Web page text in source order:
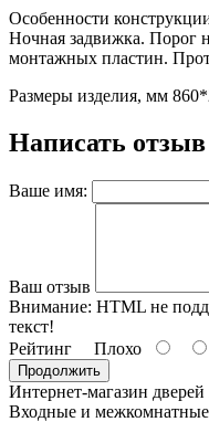
Особенности
Ночная задвижка.
монтажных пластин.
Размеры изделия, мм
Написать отзыв
Ваше имя:
Ваш отзыв
Внимание: HTML не
текст!
Рейтинг Плохо
Продолжить
Интернет-магазин
Входные и межкомнатные